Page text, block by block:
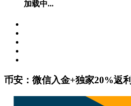
加载中...
币安：微信入金+独家20%返利